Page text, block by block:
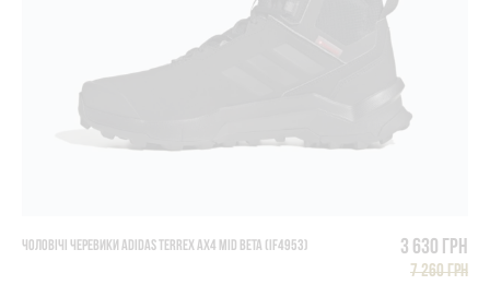
ЧОЛОВІЧІ ЧЕРЕВИКИ ADIDAS TERREX AX4 MID BETA (IF4953) 3 630 грн
7 260 грн